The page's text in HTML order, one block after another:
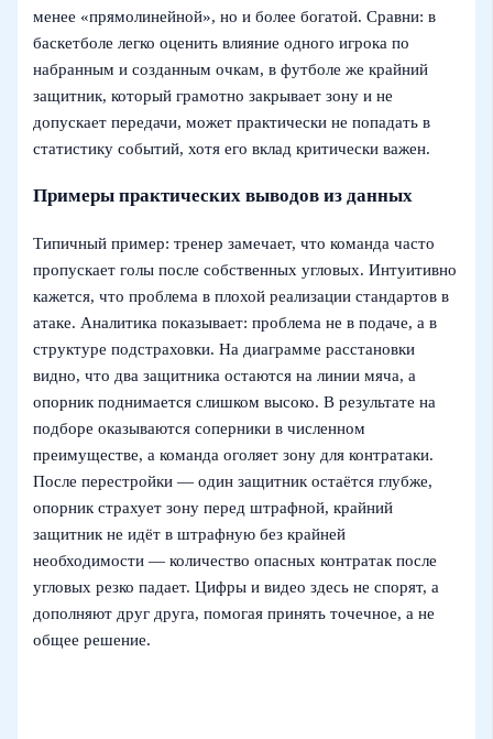
менее «прямолинейной», но и более богатой. Сравни: в
баскетболе легко оценить влияние одного игрока по
набранным и созданным очкам, в футболе же крайний
защитник, который грамотно закрывает зону и не
допускает передачи, может практически не попадать в
статистику событий, хотя его вклад критически важен.
Примеры практических выводов из данных
Типичный пример: тренер замечает, что команда часто
пропускает голы после собственных угловых. Интуитивно
кажется, что проблема в плохой реализации стандартов в
атаке. Аналитика показывает: проблема не в подаче, а в
структуре подстраховки. На диаграмме расстановки
видно, что два защитника остаются на линии мяча, а
опорник поднимается слишком высоко. В результате на
подборе оказываются соперники в численном
преимуществе, а команда оголяет зону для контратаки.
После перестройки — один защитник остаётся глубже,
опорник страхует зону перед штрафной, крайний
защитник не идёт в штрафную без крайней
необходимости — количество опасных контратак после
угловых резко падает. Цифры и видео здесь не спорят, а
дополняют друг друга, помогая принять точечное, а не
общее решение.